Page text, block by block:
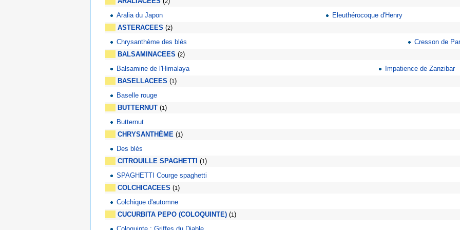
Aralia du Japon
Eleuthérocoque d'Henry
ASTERACEES (2)
Chrysanthème des blés
Cresson de
BALSAMINACEES (2)
Balsamine de l'Himalaya
Impatience de Zanzibar
BASELLACEES (1 )
Baselle rouge
BUTTERNUT (1 )
Butternut
CHRYSANTHÈME (1 )
Des blés
CITROUILLE SPAGHETTI (1 )
SPAGHETTI Courge spaghetti
COLCHICACEES (1 )
Colchique d'automne
CUCURBITA PEPO (COLOQUINTE) (1 )